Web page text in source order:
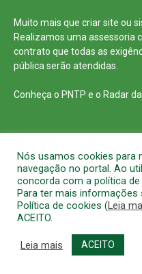
Muito mais que criar site ou
Realizamos umaassessoria
contrato que todas as
públicaserão atendidas.
Conheça o PNTP e o Radar
Todos os direitos reservados
Mapa do SiteAcessar Área
Nós usamos cookies para
navegação no portal. Ao
concorda com a política
Para ter mais
Política de cookies (Leia
ACEITO.
Leia mais ACEITO